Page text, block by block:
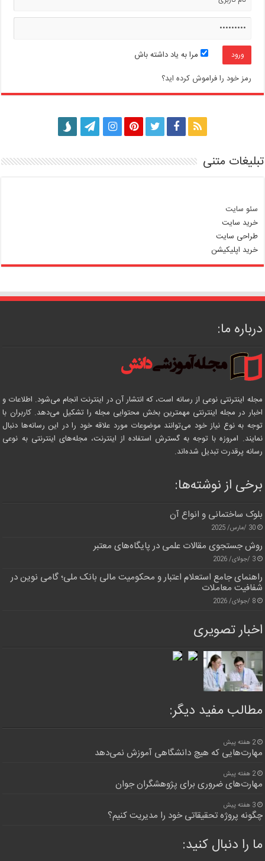
مرا به یاد داشته باش
رمز خود را فراموش کرده اید؟
تبلیغات متنی
سئو سایت
خرید سایت
طراحی سایت
خرید اپلیکیشن
درباره ما:
مجله اینترنتی نوعی از رسانه است، که انتشار آن در اینترنت انجام می‌شود. اطلاعات و
اخبار در مجله اینترنتی مهمترین بخش محتوایی مجله را تشکیل می‌دهد. کاربران با
توجه به نوع نیاز خود می‌توانند موضوعات مورد علاقه خود را در این رسانه‌ها دنبال
نمایند. امروزه با توجه به گسترش استفاده از اینترنت، مجله‌های اینترنتی به نوعی
رسانه پرقدرت تبدیل شده‌اند.
برخی از نوشته‌ها:
بلوک ساختمانی و انواع آن
30 /مارس/ 2025
روش جستجوی مقالات علمی در پایگاه‌های معتبر
3 /جولای/ 2026
راهنمای جامع استعلام اعتبار و محکومیت مالی بانک ملی؛ گامی نوین در
شفافیت معاملات
8 /جولای/ 2026
اخبار تصویری
مطالب مفید دیگر:
2 هفته پیش
مهارت‌هایی که هیچ دانشگاهی آموزش نمی‌دهد
2 هفته پیش
مهارت‌های ضروری برای پژوهشگران جوان
3 هفته پیش
چگونه پروژه تحقیقاتی خود را مدیریت کنیم؟
ما را دنبال کنید: